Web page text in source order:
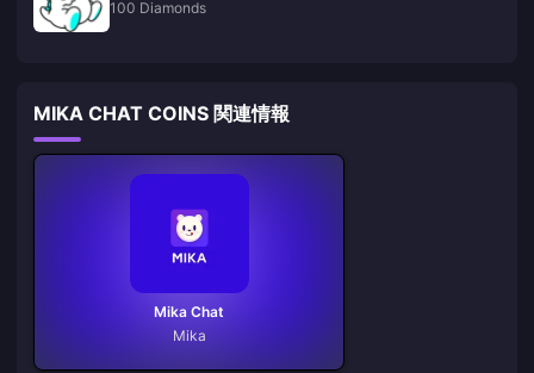
100 Diamonds
MIKA CHAT COINS 関連情報
Mika Chat
Mika